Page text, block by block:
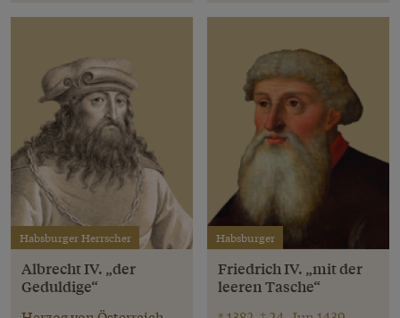
Habsburger Herrscher
Albrecht IV. „der
Geduldige“
Habsburger
Friedrich IV. „mit der
leeren Tasche“